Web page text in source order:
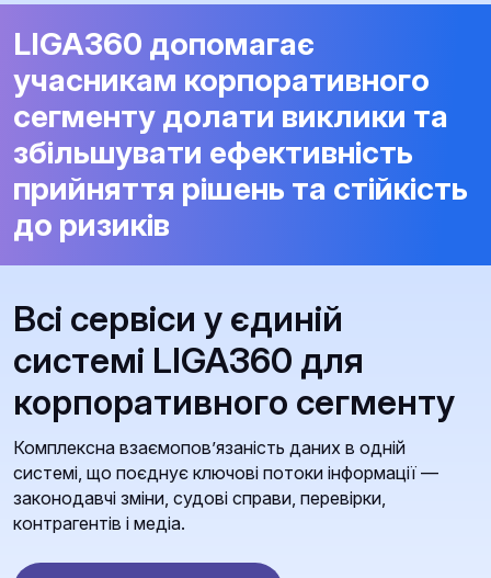
LIGA360 допомагає
учасникам корпоративного
сегменту долати виклики та
збільшувати ефективність
прийняття рішень та стійкість
до ризиків
Всі сервіси у єдиній
системі LIGA360 для
корпоративного сегменту
Комплексна взаємопов’язаність даних в одній
системі, що поєднує ключові потоки інформації —
законодавчі зміни, судові справи, перевірки,
контрагентів і медіа.